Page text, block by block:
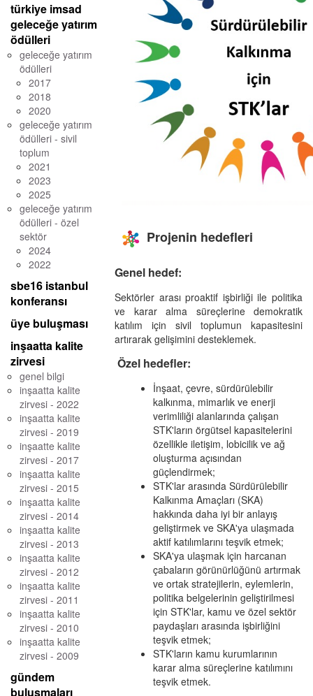
türkiye imsad
geleceğe yatırım
ödülleri
geleceğe yatırım
ödülleri
2017
2018
2020
geleceğe yatırım
ödülleri - sivil
toplum
2021
2023
2025
geleceğe yatırım
ödülleri - özel
sektör
2024
2022
sbe16 istanbul
konferansı
üye buluşması
inşaatta kalite
zirvesi
genel bilgi
inşaatta kalite
zirvesi - 2022
inşaatta kalite
zirvesi - 2019
inşaatte kalite
zirvesi - 2017
inşaatta kalite
zirvesi - 2015
inşaatta kalite
zirvesi - 2014
inşaatta kalite
zirvesi - 2013
inşaatta kalite
zirvesi - 2012
inşaatta kalite
zirvesi - 2011
inşaatta kalite
zirvesi - 2010
inşaatta kalite
zirvesi - 2009
gündem
buluşmaları
Projenin hedefleri
Genel hedef:
Sektörler arası proaktif işbirliği ile politika
ve karar alma süreçlerine demokratik
katılım için sivil toplumun kapasitesini
artırarak gelişimini desteklemek.
Özel hedefler:
İnşaat, çevre, sürdürülebilir
kalkınma, mimarlık ve enerji
verimliliği alanlarında çalışan
STK'ların örgütsel kapasitelerini
özellikle iletişim, lobicilik ve ağ
oluşturma açısından
güçlendirmek;
STK'lar arasında Sürdürülebilir
Kalkınma Amaçları (SKA)
hakkında daha iyi bir anlayış
geliştirmek ve SKA'ya ulaşmada
aktif katılımlarını teşvik etmek;
SKA'ya ulaşmak için harcanan
çabaların görünürlüğünü artırmak
ve ortak stratejilerin, eylemlerin,
politika belgelerinin geliştirilmesi
için STK'lar, kamu ve özel sektör
paydaşları arasında işbirliğini
teşvik etmek;
STK'ların kamu kurumlarının
karar alma süreçlerine katılımını
teşvik etmek.